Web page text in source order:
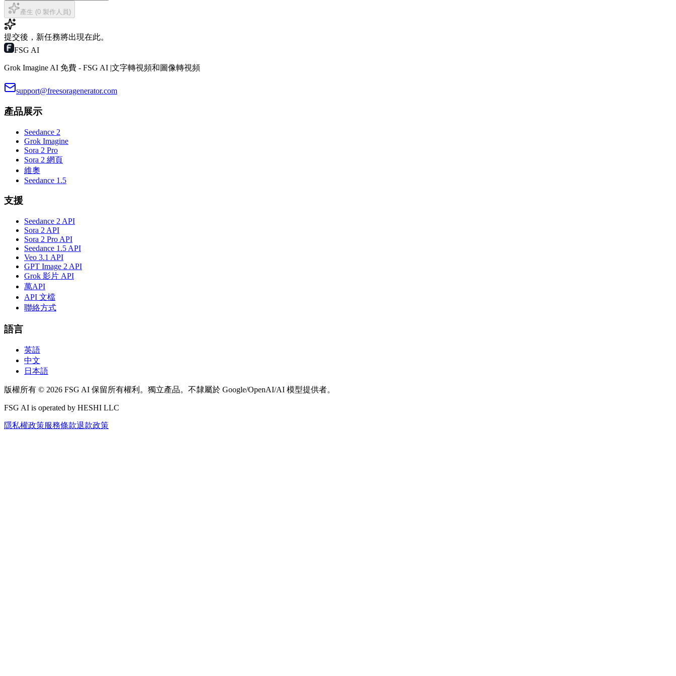
產生 (0 製作人員)
提交後，新任務將出現在此。
FSG AI
Grok Imagine AI 免費 - FSG AI |文字轉視頻和圖像轉視頻
support@freesoragenerator.com
產品展示
Seedance 2
Grok Imagine
Sora 2 Pro
Sora 2 網頁
維奧
Seedance 1.5
支援
Seedance 2 API
Sora 2 API
Sora 2 Pro API
Seedance 1.5 API
Veo 3.1 API
GPT Image 2 API
Grok 影片 API
萬API
API 文檔
聯絡方式
語言
英語
中文
日本語
版權所有 © 2026 FSG AI 保留所有權利。獨立產品。不隸屬於 Google/OpenAI/AI 模型提供者。
FSG AI is operated by HESHI LLC
隱私權政策服務條款退款政策